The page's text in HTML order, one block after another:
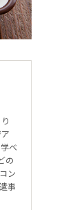
べ
の
ン
事